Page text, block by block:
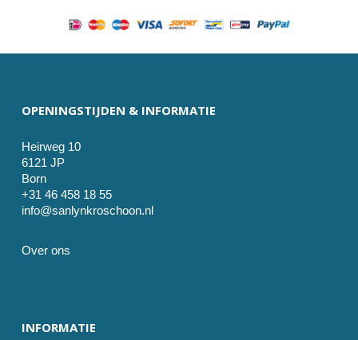
OPENINGSTIJDEN & INFORMATIE
Heirweg 10
6121 JP
Born
+31 46 458 18 55
info@sanlynkroschoon.nl
Over ons
INFORMATIE